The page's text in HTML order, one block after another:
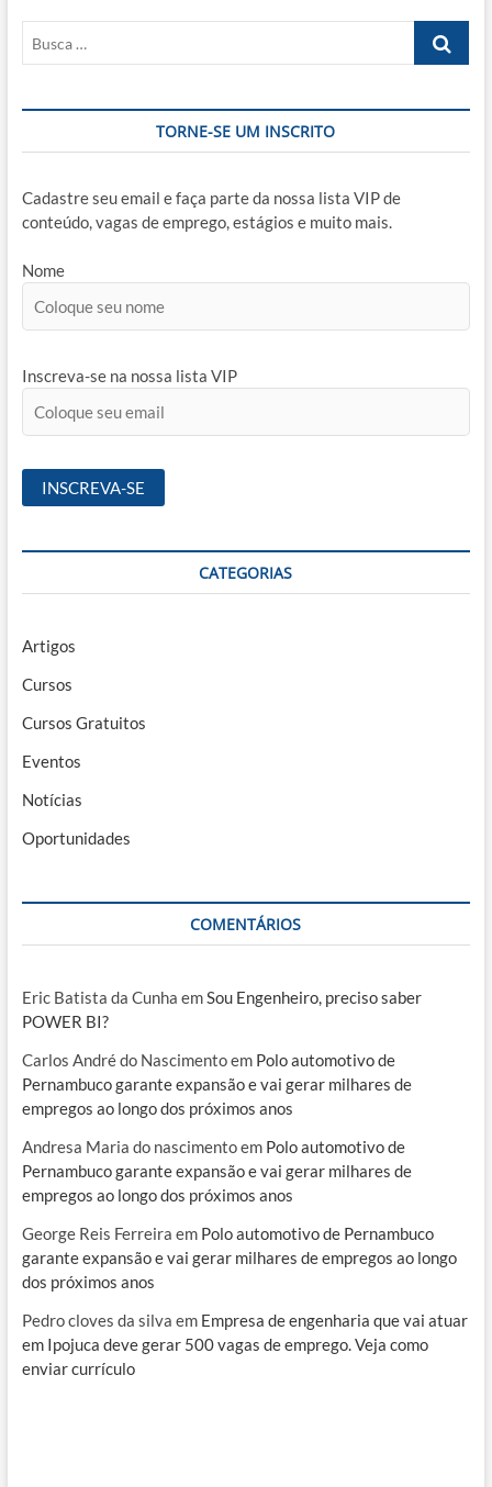
Gestão
faz
dia
dia?
Busca
TORNE-SE UM INSCRITO
Cadastre seu email e faça parte da nossa lista VIP de
conteúdo, vagas de emprego, estágios e muito mais.
Nome
Inscreva-se na nossa lista VIP
CATEGORIAS
Artigos
Cursos
Cursos Gratuitos
Eventos
Notícias
Oportunidades
COMENTÁRIOS
Eric Batista da Cunha emSou Engenheiro, preciso saber
POWER BI?
Carlos André do Nascimentoem Polo automotivo de
Pernambuco garante expansão e vai gerar milhares de
empregos ao longo dos próximos anos
Andresa Maria do nascimentoem Polo automotivo de
Pernambuco garante expansão e vai gerar milhares de
empregos ao longo dos próximos anos
George Reis Ferreira em Polo automotivo de Pernambuco
garante expansão e vai gerar milhares de empregos ao longo
dos próximos anos
Pedro cloves da silva em Empresa de engenharia que vai atuar
em Ipojuca deve gerar 500 vagas de emprego. Veja como
enviar currículo